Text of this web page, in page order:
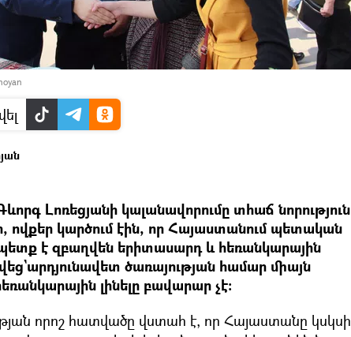
Լոռեցյանի կալանավորումը տհաճ նորություն
ովքեր կարծում էին, որ Հայաստանում պետական
է զբաղվեն երիտասարդ և հեռանկարային
ծառայության համար միայն
լինելը բավարար չէ։
որոշ հատվածը վստահ է, որ Հայաստանը կսկսի